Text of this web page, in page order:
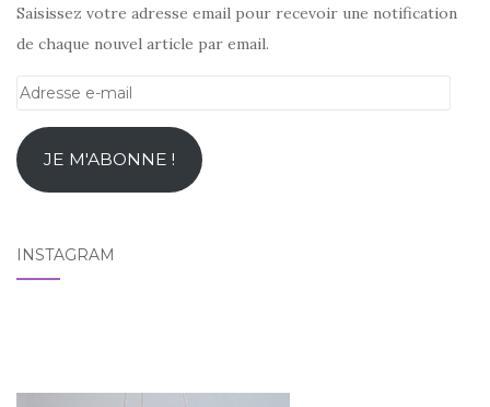
Saisissez votre adresse email pour recevoir une notification
de chaque nouvel article par email.
Adresse
mailJE M'ABONNE !
INSTAGRAM